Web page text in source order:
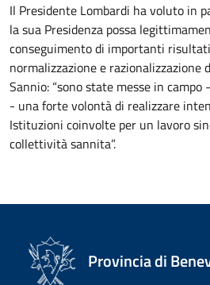
Il Presidente Lombardi ha voluto in
la sua Presidenza possa
conseguimento di importanti
normalizzazione e razionalizzazione
Sannio: “sono state messe in
- una forte volontà di realizzare
Istituzioni coinvolte per un lavoro
collettività sannita”.
Provincia di